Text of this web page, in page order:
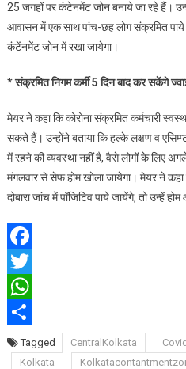
25 जगहों पर कंटेनमेंट जोन बनाये जा रहे हैं।
आवासन में एक साथ पांच-छह लोग संक्रमित
कंटेंनमेंट जोन में रखा जायेगा।
* संक्रमित निगम कर्मी 5 दिन बाद कर सकेंगे
मेयर ने कहा कि कोरोना संक्रमित कर्मचारी
सकते हैं। उन्होंने बताया कि हल्के लक्षण व
में रहने की व्यवस्था नहीं है, वैसे लोगों के लिए
मंगलवार से सेफ होम खोला जायेगा। मेयर ने कहा
दोबारा जांच में पॉजिटिव पाये जायेंगे, तो उन्हें
Facebook
Twitter
WhatsApp
ShareTagged CentralKolkata
Kolkata